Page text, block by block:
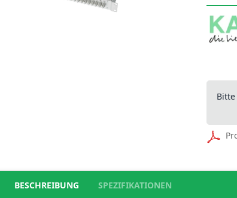
BESCHREIBUNG SPEZIFIKATIONEN